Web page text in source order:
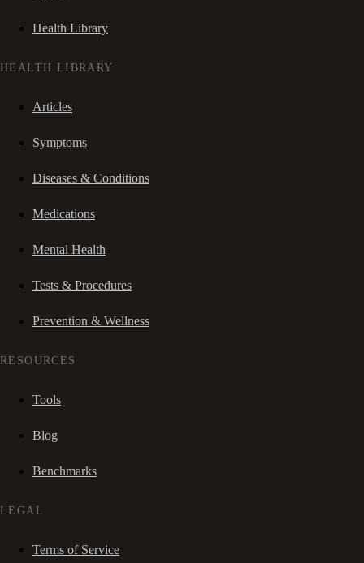
Health Library
HEALTH LIBRARY
Articles
Symptoms
Diseases & Conditions
Medications
Mental Health
Tests & Procedures
Prevention & Wellness
RESOURCES
Tools
Blog
Benchmarks
LEGAL
Terms of Service